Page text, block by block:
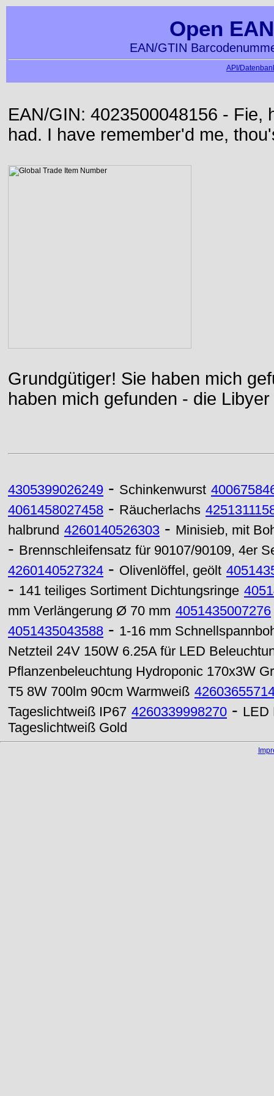
Open
EAN/GTIN
API/
EAN/GIN: 4023500048156 - Fie,
had. I have remember'd me,
Grundgütiger! Sie haben mich
haben mich gefunden - die
4305399026249 - Schinkenwurst
4061458027458 - Räucherlachs
halbrund 4260140526303 - Minisieb, mit
- Brennschleifensatz für 90107/90109, 4er
4260140527324 - Olivenlöffel, geölt
- 141 teiliges Sortiment Dichtungsringe
mm Verlängerung Ø 70 mm 4051435007276
4051435043588 - 1-16 mm
Netzteil 24V 150W 6.25A für LED
Pflanzenbeleuchtung Hydroponic 170x3W
T5 8W 700lm 90cm Warmweiß
Tageslichtweiß IP67 4260339998270 - LED
Tageslichtweiß Gold